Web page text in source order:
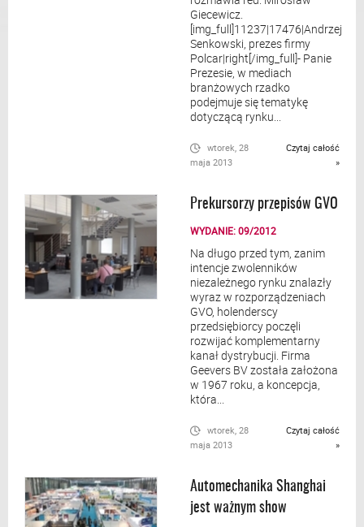
Giecewicz.
[img_full]11237|17476|Andrzej
Senkowski, prezes firmy
Polcar|right[/img_full]- Panie
Prezesie, w mediach
branżowych rzadko
podejmuje się tematykę
dotyczącą rynku...
wtorek, 28
maja 2013
Czytaj całość
»
Prekursorzy przepisów GVO
WYDANIE: 09/2012
Na długo przed tym, zanim
intencje zwolenników
niezależnego rynku znalazły
wyraz w rozporządzeniach
GVO, holenderscy
przedsiębiorcy poczęli
rozwijać komplementarny
kanał dystrybucji. Firma
Geevers BV została założona
w 1967 roku, a koncepcja,
która...
wtorek, 28
maja 2013
Czytaj całość
»
Automechanika Shanghai
jest ważnym show